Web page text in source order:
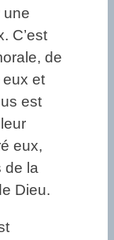
une
C’est
de
eux et
est
eux,
de la
Dieu.